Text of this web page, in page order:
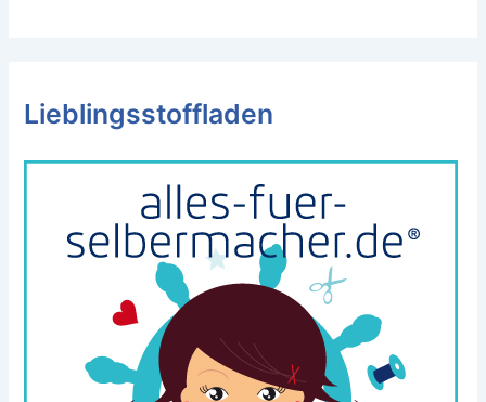
Lieblingsstoffladen